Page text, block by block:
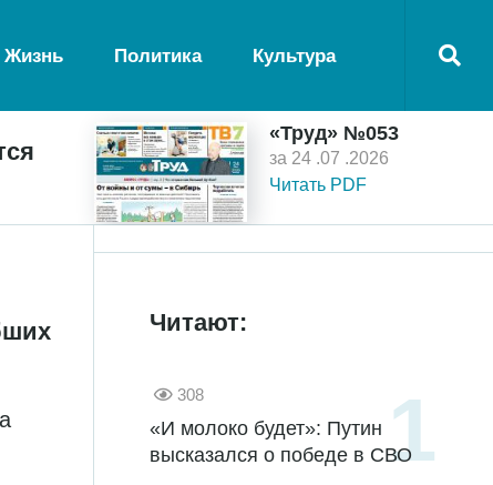
Жизнь Политика Культура
«Труд» №053
за 24 .07 .2026
Читать PDF
Читают:
308
«И молоко будет»: Путин
высказался о победе в СВО